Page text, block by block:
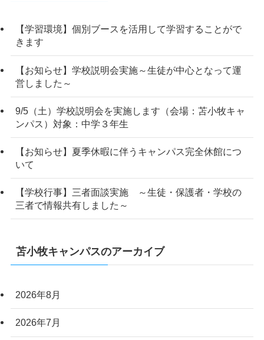
【学習環境】個別ブースを活用して学習することがで
きます
【お知らせ】学校説明会実施～生徒が中心となって運
営しました～
9/5（土）学校説明会を実施します（会場：苫小牧キャ
ンパス）対象：中学３年生
【お知らせ】夏季休暇に伴うキャンパス完全休館につ
いて
【学校行事】三者面談実施 ～生徒・保護者・学校の
三者で情報共有しました～
苫小牧キャンパスのアーカイブ
2026年8月
2026年7月